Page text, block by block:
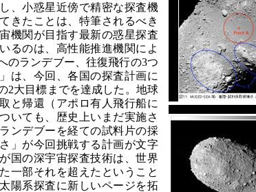
、小惑星近傍で精密な探査機
きたことは、特筆されるべき
機関が目指す最新の惑星探査
るのは、高性能推進機関によ
のランデブー、往復飛行の3つ
は、今回、各国の探査計画に
2大目標までを達成した。地球
と帰還（アポロ有人飛行船に
いても、歴史上いまだ実施さ
ンデブーを経ての試料片の採
」が今回挑戦する計画が文字
国の深宇宙探査技術は、世界
一部それを超えたということ
陽系探査に新しいページを拓